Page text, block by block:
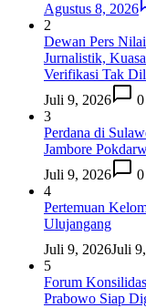
Agustus 8, 2026
2
Dewan Pers
Jurnalistik,
Verifikasi Tak
Juli 9, 2026
0
3
Perdana di
Jambore
Juli 9, 2026
0
4
Pertemuan
Ulujangang
Juli 9, 2026Juli
5
Forum
Prabowo Siap